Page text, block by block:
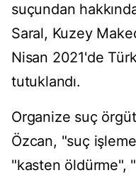
suçundan
Saral, Kuzey
Nisan 2021'de
tutuklandı.
Organize suç
Özcan, "suç
"kasten öldürme",